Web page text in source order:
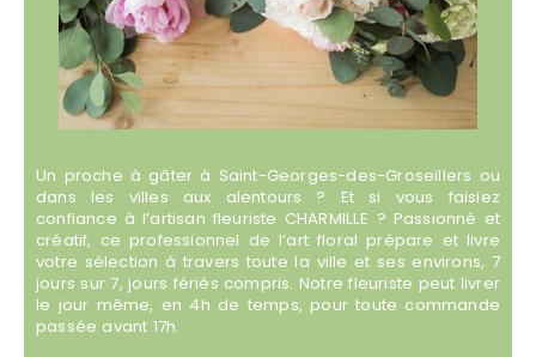
Un proche à gâter à Saint-Georges-des-Groseillers ou
dans les villes aux alentours ? Et si vous faisiez
confiance à l’artisan fleuriste CHARMILLE ? Passionné et
créatif, ce professionnel de l’art floral prépare et livre
votre sélection à travers toute la ville et ses environs, 7
jours sur 7, jours fériés compris. Notre fleuriste peut livrer
le jour même, en 4h de temps, pour toute commande
passée avant 17h.